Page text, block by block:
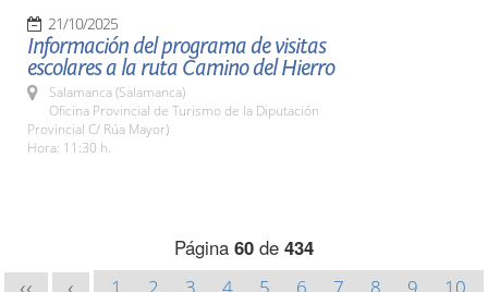
21/10/2025
Información del programa de visitas
escolares a la ruta Camino del Hierro
Salamanca (Salamanca)
Oficina Provincial de Turismo de la Diputación
Provincial C/ Rúa Mayor)
Hora: 11:30 h.
Página 60 de 434